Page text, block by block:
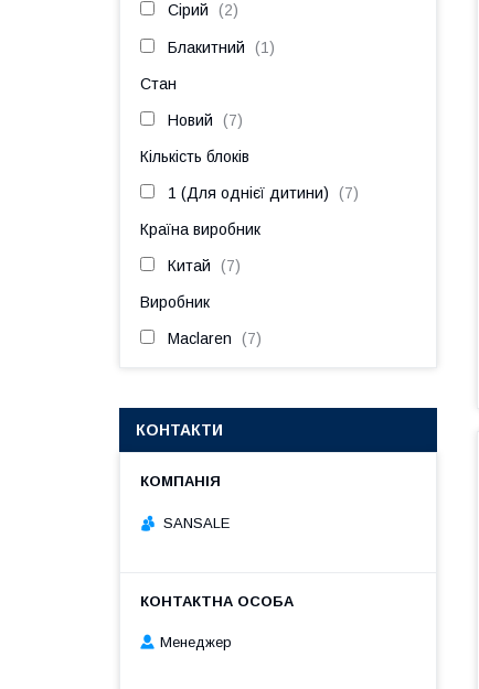
Сірий 2
Блакитний 1
Стан
Новий 7
Кількість блоків
1 (Для однієї дитини) 7
Країна виробник
Китай 7
Виробник
Maclaren 7
КОНТАКТИ
SANSALE
Менеджер